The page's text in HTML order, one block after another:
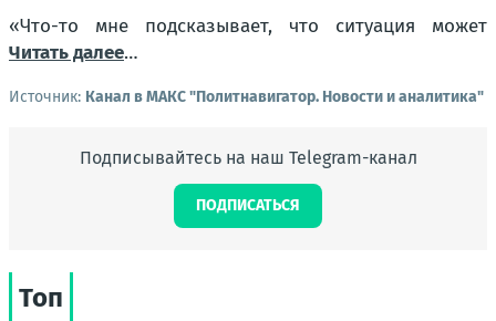
«Что-то мне подсказывает, что ситуация может
Читать далее…
Источник: Канал в МАКС "Политнавигатор. Новости и аналитика"
Подписывайтесь на наш Telegram-канал
ПОДПИСАТЬСЯ
Топ